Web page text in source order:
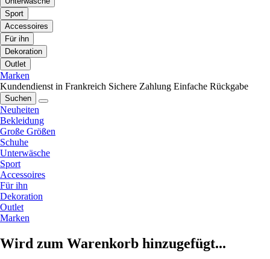
Sport
Accessoires
Für ihn
Dekoration
Outlet
Marken
Kundendienst in Frankreich Sichere Zahlung Einfache Rückgabe
Suchen
Neuheiten
Bekleidung
Große Größen
Schuhe
Unterwäsche
Sport
Accessoires
Für ihn
Dekoration
Outlet
Marken
Wird zum Warenkorb hinzugefügt...